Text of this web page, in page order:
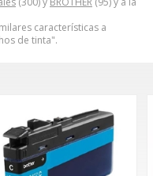
características a
de tinta".